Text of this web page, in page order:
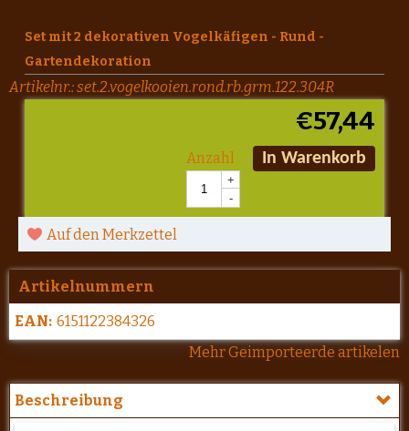
Set mit 2 dekorativen Vogelkäfigen - Rund -
Gartendekoration
Artikelnr.:set.2.vogelkooien.rond.rb.grm.122.304R
€57,44
Anzahl
+
-
In Warenkorb
Auf den Merkzettel
Artikelnummern
EAN: 6151122384326
Mehr Geimporteerde artikelen
Beschreibung